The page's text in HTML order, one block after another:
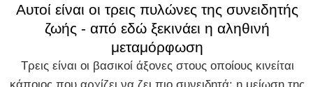
Αυτοί είναι οι τρεις πυλώνες της συνειδητής
ζωής - από εδώ ξεκινάει η αληθινή
μεταμόρφωση
Τρεις είναι οι βασικοί άξονες στους οποίους κινείται